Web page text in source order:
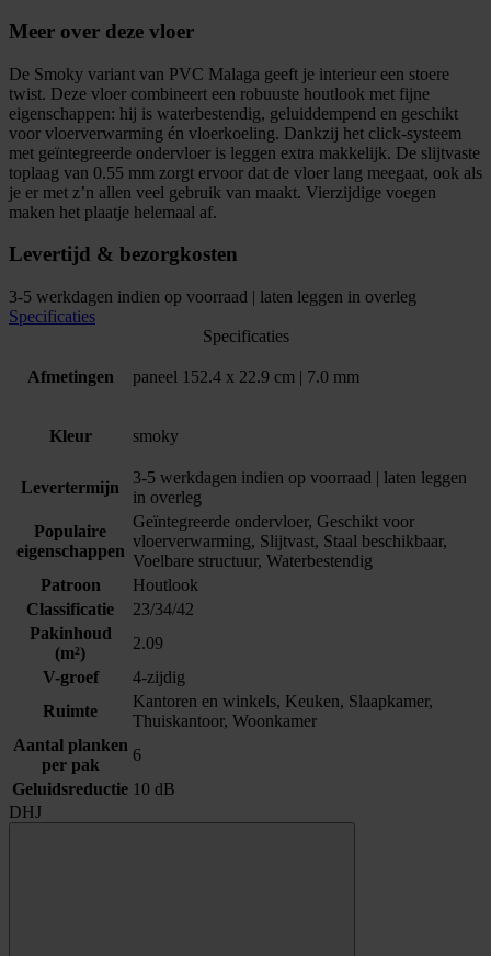
Meer over deze vloer
De Smoky variant van PVC Malaga geeft je interieur een stoere
twist. Deze vloer combineert een robuuste houtlook met fijne
eigenschappen: hij is waterbestendig, geluiddempend en geschikt
voor vloerverwarming én vloerkoeling. Dankzij het click-systeem
met geïntegreerde ondervloer is leggen extra makkelijk. De slijtvaste
toplaag van 0.55 mm zorgt ervoor dat de vloer lang meegaat, ook als
je er met z’n allen veel gebruik van maakt. Vierzijdige voegen
maken het plaatje helemaal af.
Levertijd & bezorgkosten
3-5 werkdagen indien op voorraad | laten leggen in overleg
Specificaties
Specificaties
Afmetingen paneel 152.4 x 22.9 cm | 7.0 mm
Kleur smoky
Levertermijn
3-5 werkdagen indien op voorraad | laten leggen
in overleg
Populaire
eigenschappen
Geïntegreerde ondervloer, Geschikt voor
vloerverwarming, Slijtvast, Staal beschikbaar,
Voelbare structuur, Waterbestendig
Patroon
Houtlook
Classificatie
23/34/42
Pakinhoud
(m²)
2.09
V-groef
4-zijdig
Ruimte
Kantoren en winkels, Keuken, Slaapkamer,
Thuiskantoor, Woonkamer
Aantal planken
per pak
6
Geluidsreductie 10 dB
DHJ